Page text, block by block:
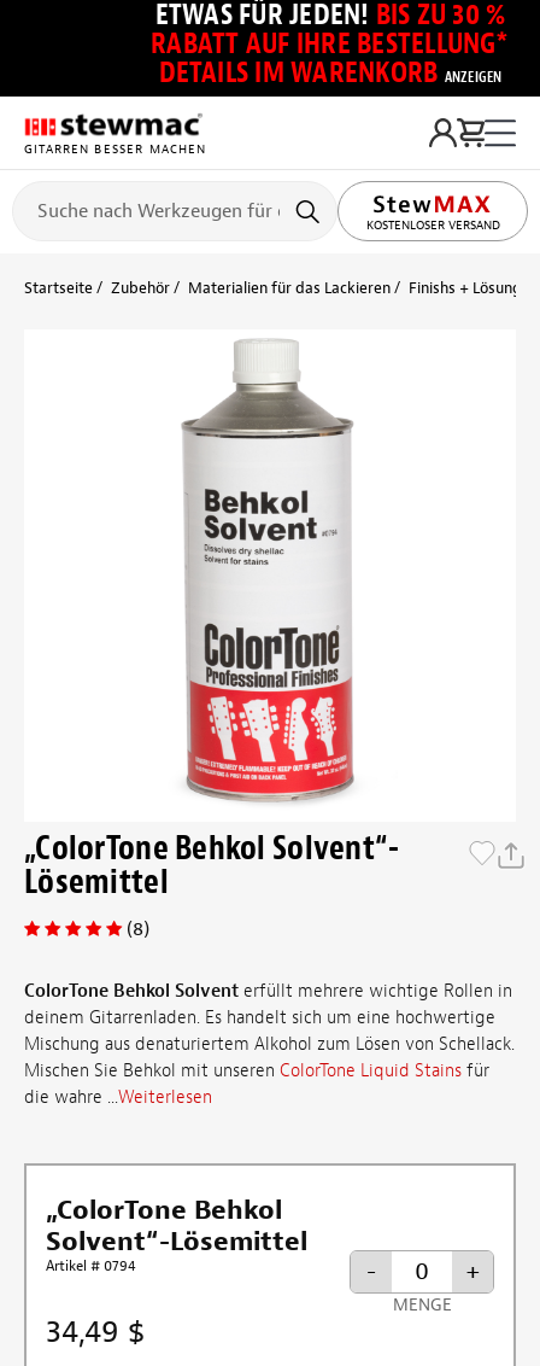
ETWAS FÜR JEDEN! BIS ZU 30 %
RABATT AUF IHRE BESTELLUNG*
DETAILS IM WARENKORB ANZEIGEN
GITARREN BESSER MACHEN
KOSTENLOSER VERSAND
Startseite Zubehör Materialien für das Lackieren Finishs +
„ColorTone Behkol Solvent“-
Lösemittel
(8)
ColorTone Behkol Solvent erfüllt mehrere wichtige Rollen in
deinem Gitarrenladen. Es handelt sich um eine hochwertige
Mischung aus denaturiertem Alkohol zum Lösen von Schellack.
Mischen Sie Behkol mit unseren ColorTone Liquid Stains für
die wahre ...Weiterlesen
„ColorTone Behkol
Solvent“-Lösemittel
Artikel # 0794
34,49 $
- +
MENGE